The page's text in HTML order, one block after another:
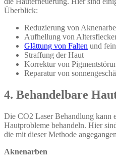
Überblick:
Reduzierung von
Aufhellung von
Glättung von Falten und
Straffung der Haut
Korrektur von
Reparatur von
4. Behandelbare
Die CO2 Laser Behandlung kann
Hautprobleme behandeln. Hier
die mit dieser Methode
Aknenarben